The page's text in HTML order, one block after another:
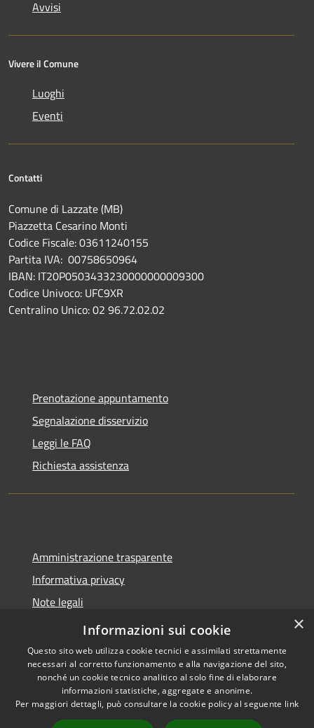
Avvisi
Vivere il Comune
Luoghi
Eventi
Contatti
Comune di Lazzate (MB)
Piazzetta Cesarino Monti
Codice Fiscale: 03611240155
Partita IVA: 00758650964
IBAN: IT20P0503433230000000009300
Codice Univoco: UFC9XR
Centralino Unico: 02 96.72.02.02
Prenotazione appuntamento
Segnalazione disservizio
Leggi le FAQ
Richiesta assistenza
Amministrazione trasparente
Informativa privacy
Note legali
Dichiarazione di accessibilità
Accessibilità
Copyright © 2026 • Comune di
Lazzate • Powered by
×
Informazioni sui cookie
Questo sito web utilizza cookie tecnici e assimilati strettamente
necessari al corretto funzionamento e alla navigazione del sito,
nonché un cookie tecnico analitico al solo fine di elaborare
informazioni statistiche, aggregate e anonime.
Per maggiori dettagli, può consultare la cookie policy al seguente link